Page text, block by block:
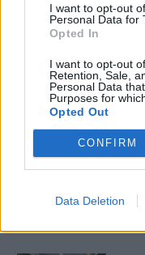
I want to opt-out
Personal Data for
Opted In
I want to opt-out
Retention, Sale,
Personal Data
Purposes for
Opted Out
CONFIRM
Data Deletion
η νεκροψία –
ΤΕΛΕΥΤΑΙΕΣ ΕΙΔΗΣΕΙΣ